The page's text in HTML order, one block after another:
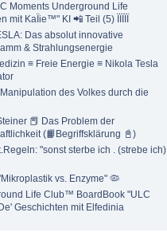
Moments Underground Life
mit KaÏie™" KI 📲 Teil (5) ÏÏÏÏÏ
Das absolut innovative
& Strahlungsenergie
≡ Freie Energie ≡ Nikola Tesla
des Volkes durch die
📕 Das Problem der
(📙Begriffsklärung 📓)
"sonst sterbe ich . (strebe ich)
vs. Enzyme" 🦠
Life Club™ BoardBook "ULC
Geschichten mit Elfedinia